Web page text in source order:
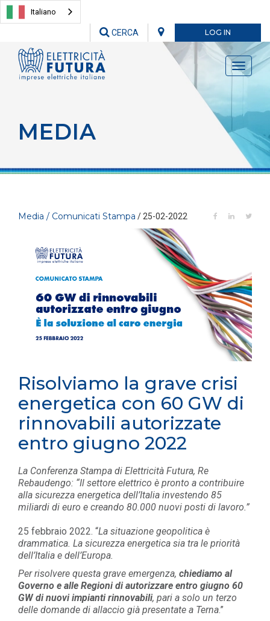
Italiano
LOG IN
CERCA
Toggle
MEDIA
Media / Comunicati Stampa / 25-02-2022
Risolviamo la grave crisi
energetica con 60 GW di
rinnovabili autorizzate
entro giugno 2022
La Conferenza Stampa di Elettricità Futura, Re
Rebaudengo: “Il settore elettrico è pronto a contribuire
alla sicurezza energetica dell’Italia investendo 85
miliardi di euro e creando 80.000 nuovi posti di lavoro.”
25 febbraio 2022. “La situazione geopolitica è
drammatica. La sicurezza energetica sia tra le priorità
dell’Italia e dell’Europa.
Per risolvere questa grave emergenza, chiediamo al
Governo e alle Regioni di autorizzare entro giugno 60
GW di nuovi impianti rinnovabili, pari a solo un terzo
delle domande di allaccio già presentate a Terna.”